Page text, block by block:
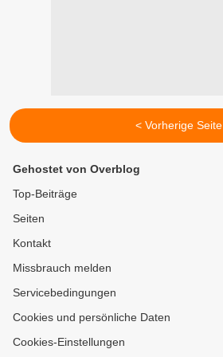
< Vorherige Seite
Gehostet von Overblog
Top-Beiträge
Seiten
Kontakt
Missbrauch melden
Servicebedingungen
Cookies und persönliche Daten
Cookies-Einstellungen